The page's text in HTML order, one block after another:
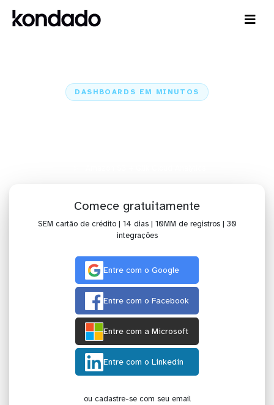
DASHBOARDS EM MINUTOS
Comece gratuitamente
SEM cartão de crédito | 14 dias | 10MM de registros | 30
integrações
Entre com o Google
Entre com o Facebook
Entre com a Microsoft
Entre com o Linkedin
ou cadastre-se com seu email